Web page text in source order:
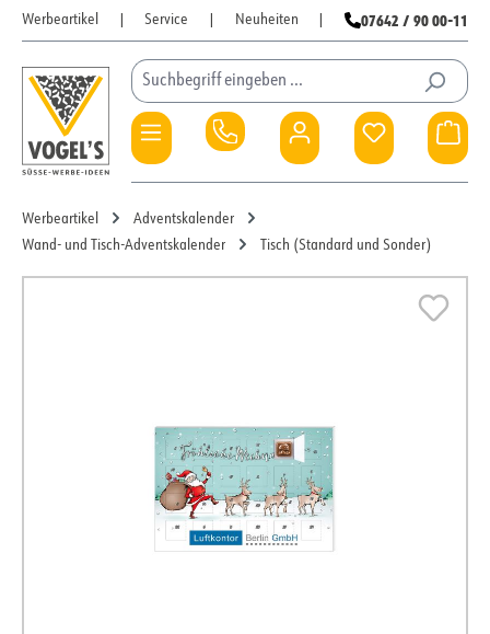
Zum Hauptinhalt springen
Werbeartikel Service Neuheiten 07642 / 90 00-11
Du hast 0
Werbeartikel
Adventskalender
Wand- und Tisch-Adventskalender
Tisch (Standard und Sonder)